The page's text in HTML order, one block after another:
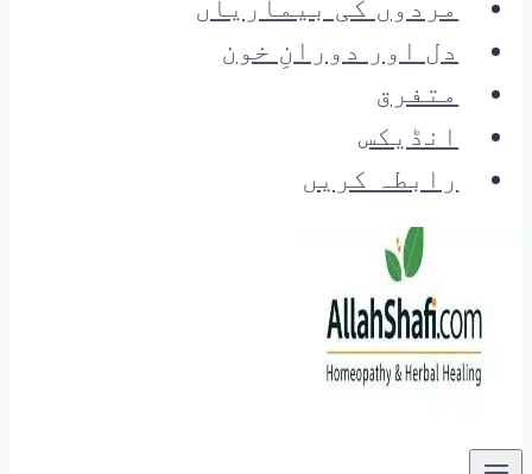
مردوں کی بیماریاں
دل اور دورانِ خون
متفرق
انڈیکس
رابطہ کریں